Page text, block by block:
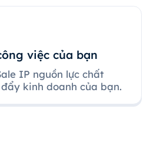
việc của bạn
IP nguồn lực chất
kinh doanh của bạn.